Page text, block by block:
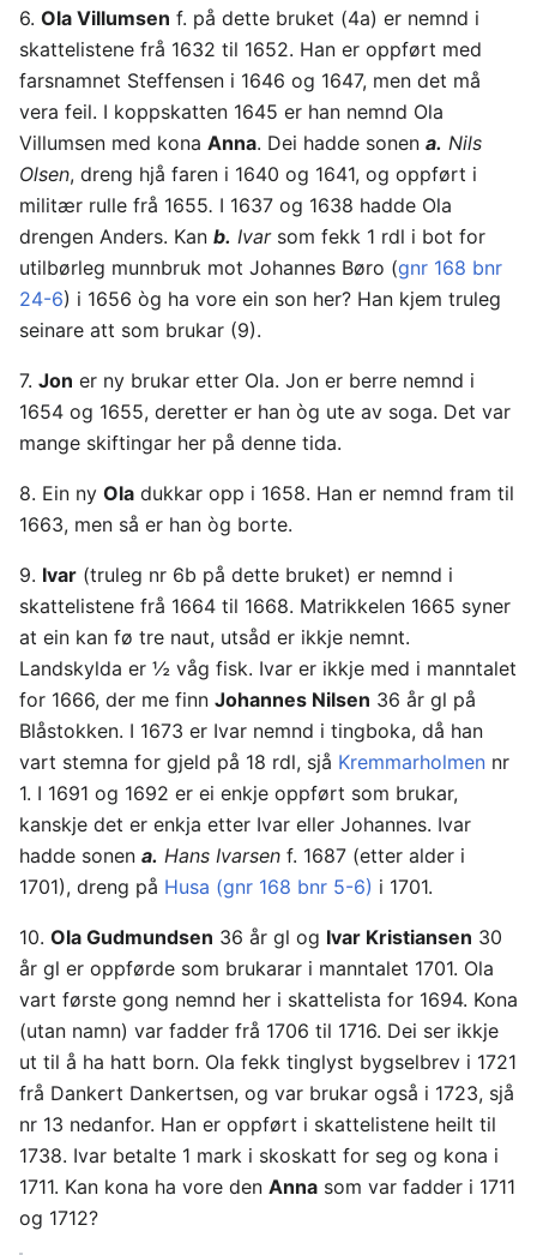
6. Ola Villumsen f. på dette bruket (4a) er nemnd i
skattelistene frå 1632 til 1652. Han er oppført med
farsnamnet Steffensen i 1646 og 1647, men det må
vera feil. I koppskatten 1645 er han nemnd Ola
Villumsen med kona Anna. Dei hadde sonen a. Nils
Olsen, dreng hjå faren i 1640 og 1641, og oppført i
militær rulle frå 1655. I 1637 og 1638 hadde Ola
drengen Anders. Kan b. Ivarsom fekk 1 rdl i bot for
utilbørleg munnbruk mot Johannes Børo (gnr 168 bnr
24-6) i 1656 òg ha vore ein son her? Han kjem truleg
seinare att som brukar (9).
7. Jon er ny brukar etter Ola. Jon er berre nemnd i
1654 og 1655, deretter er han òg ute av soga. Det var
mange skiftingar her på denne tida.
8. Ein ny Ola dukkar opp i 1658. Han er nemnd fram til
1663, men så er han òg borte.
9. Ivar (truleg nr 6b på dette bruket) er nemnd i
skattelistene frå 1664 til 1668. Matrikkelen 1665 syner
at ein kan fø tre naut, utsåd er ikkje nemnt.
Landskylda er ½ våg fisk. Ivar er ikkje med i manntalet
for 1666, der me finn Johannes Nilsen 36 år gl på
Blåstokken. I 1673 er Ivar nemnd i tingboka, då han
vart stemna for gjeld på 18 rdl, sjå Kremmarholmen nr
1. I 1691 og 1692 er ei enkje oppført som brukar,
kanskje det er enkja etter Ivar eller Johannes. Ivar
hadde sonen a. Hans Ivarsen f. 1687 (etter alder i
1701), dreng på Husa (gnr 168 bnr 5-6) i 1701.
10. Ola Gudmundsen 36 år gl og Ivar Kristiansen 30
år gl er oppførde som brukarar i manntalet 1701. Ola
vart første gong nemnd her i skattelista for 1694. Kona
(utan namn) var fadder frå 1706 til 1716. Dei ser ikkje
ut til å ha hatt born. Ola fekk tinglyst bygselbrev i 1721
frå Dankert Dankertsen, og var brukar også i 1723, sjå
nr 13 nedanfor. Han er oppført i skattelistene heilt til
1738. Ivar betalte 1 mark i skoskatt for seg og kona i
1711. Kan kona ha vore den Anna som var fadder i 1711
og 1712?